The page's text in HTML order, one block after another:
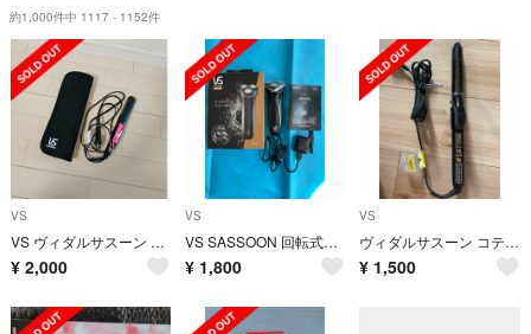
約1,000件中 1117 - 1152件
VS
VS ヴィダルサスーン ストレートアイロン VSI-1018/PJ ポーチ付
¥ 2,000
VS
VS SASSOON 回転式シェーバー VSM-6310/HJ
¥ 1,800
VS
ヴィダルサスーン コテ Vidal Sassoon VSI-3231/NKJ
¥ 1,500